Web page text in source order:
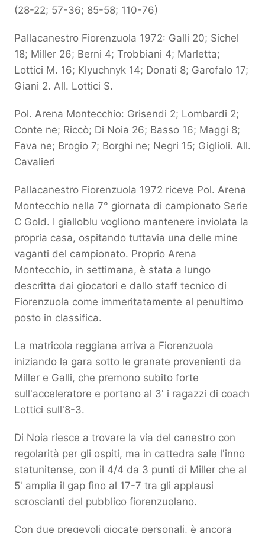
(28-22; 57-36; 85-58; 110-76)
Pallacanestro Fiorenzuola 1972: Galli 20; Sichel
18; Miller 26; Berni 4; Trobbiani 4; Marletta;
Lottici M. 16; Klyuchnyk 14; Donati 8; Garofalo 17;
Giani 2. All. Lottici S.
Pol. Arena Montecchio: Grisendi 2; Lombardi 2;
Conte ne; Riccò; Di Noia 26; Basso 16; Maggi 8;
Fava ne; Brogio 7; Borghi ne; Negri 15; Giglioli. All.
Cavalieri
Pallacanestro Fiorenzuola 1972 riceve Pol. Arena
Montecchio nella 7° giornata di campionato Serie
C Gold. I gialloblu vogliono mantenere inviolata la
propria casa, ospitando tuttavia una delle mine
vaganti del campionato. Proprio Arena
Montecchio, in settimana, è stata a lungo
descritta dai giocatori e dallo staff tecnico di
Fiorenzuola come immeritatamente al penultimo
posto in classifica.
La matricola reggiana arriva a Fiorenzuola
iniziando la gara sotto le granate provenienti da
Miller e Galli, che premono subito forte
sull'acceleratore e portano al 3' i ragazzi di coach
Lottici sull'8-3.
Di Noia riesce a trovare la via del canestro con
regolarità per gli ospiti, ma in cattedra sale l'inno
statunitense, con il 4/4 da 3 punti di Miller che al
5' amplia il gap fino al 17-7 tra gli applausi
scroscianti del pubblico fiorenzuolano.
Con due pregevoli giocate personali, è ancora